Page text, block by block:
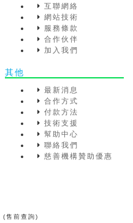
互聯網絡
網站技術
服務條款
合作伙伴
加入我們
其他
最新消息
合作方式
付款方法
技術支援
幫助中心
聯絡我們
慈善機構贊助優惠
(售前查詢)